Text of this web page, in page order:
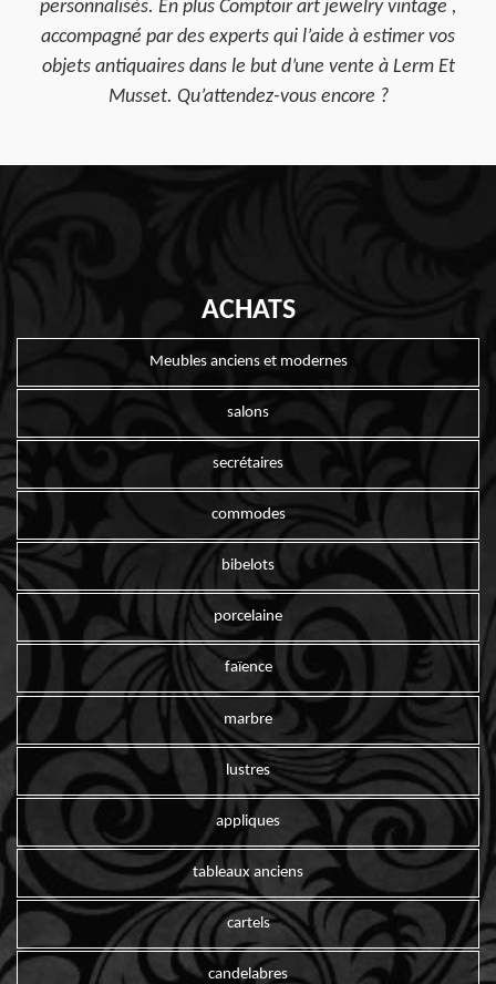
personnalisés. En plus Comptoir art jewelry vintage ,
accompagné par des experts qui l’aide à estimer vos
objets antiquaires dans le but d’une vente à Lerm Et
Musset. Qu’attendez-vous encore ?
ACHATS
Meubles anciens et modernes
salons
secrétaires
commodes
bibelots
porcelaine
faïence
marbre
lustres
appliques
tableaux anciens
cartels
candelabres